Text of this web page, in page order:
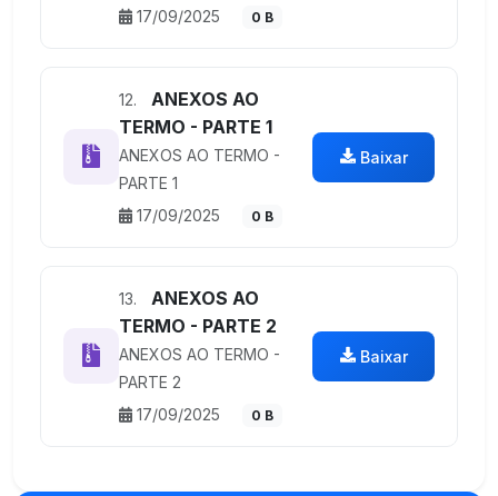
17/09/2025
0 B
12.
ANEXOS AO
TERMO - PARTE 1
ANEXOS AO TERMO -
PARTE 1
17/09/2025
0 B
Baixar
13.
ANEXOS AO
TERMO - PARTE 2
ANEXOS AO TERMO -
PARTE 2
17/09/2025
0 B
Baixar